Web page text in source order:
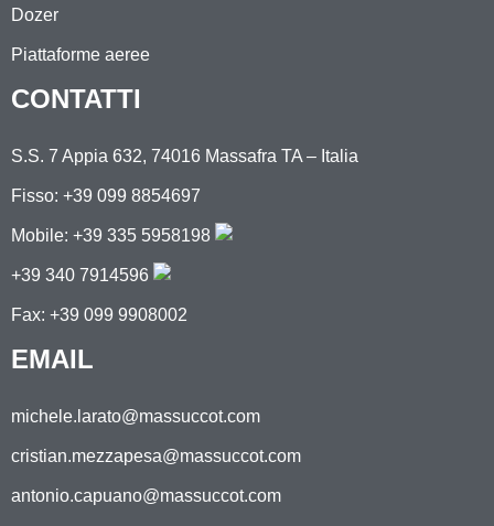
Dozer
Piattaforme aeree
CONTATTI
S.S. 7 Appia 632, 74016 Massafra TA – Italia
Fisso: +39 099 8854697
Mobile: +39 335 5958198
+39 340 7914596
Fax: +39 099 9908002
EMAIL
michele.larato@massuccot.com
cristian.mezzapesa@massuccot.com
antonio.capuano@massuccot.com